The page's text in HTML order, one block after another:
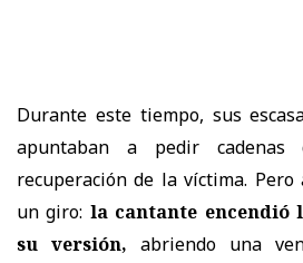
Durante este tiempo, sus
apuntaban a pedir
recuperación de la víctima.
un giro: la cantante encendió
su versión, abriendo una